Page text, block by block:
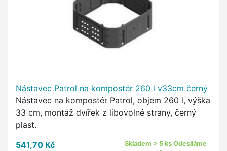
Nástavec Patrol na kompostér 260 l v33cm černý
Nástavec na kompostér Patrol, objem 260 l, výška
33 cm, montáž dvířek z libovolné strany, černý
plast.
541,70 Kč
Skladem > 5 ks Odesíláme